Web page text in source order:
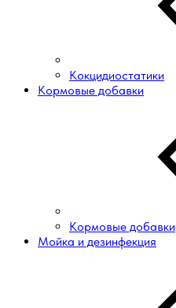
Кокцидиостатики
Кормовые добавки
Кормовые добавки
Мойка и дезинфекция